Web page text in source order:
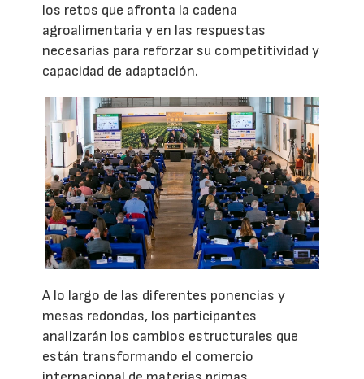
los retos que afronta la cadena
agroalimentaria y en las respuestas
necesarias para reforzar su competitividad y
capacidad de adaptación.
A lo largo de las diferentes ponencias y
mesas redondas, los participantes
analizarán los cambios estructurales que
están transformando el comercio